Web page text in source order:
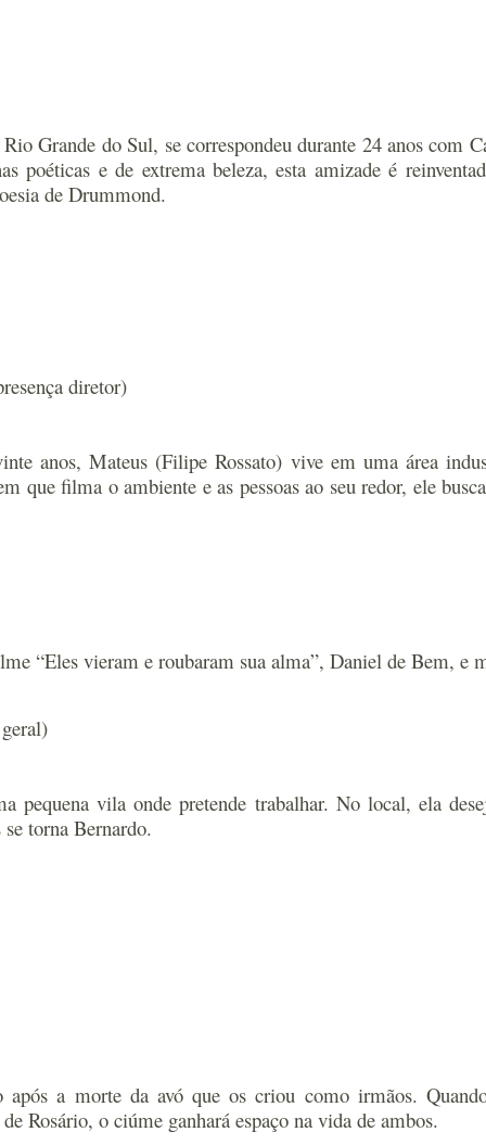
Grande do Sul, se correspondeu durante 24 anos com
poéticas e de extrema beleza, esta amizade é
de Drummond.
diretor)
anos, Mateus (Filipe Rossato) vive em uma área
que filma o ambiente e as pessoas ao seu redor, ele
“Eles vieram e roubaram sua alma”, Daniel de Bem, e
pequena vila onde pretende trabalhar. No local, ela
torna Bernardo.
a morte da avó que os criou como irmãos.
Rosário, o ciúme ganhará espaço na vida de ambos.